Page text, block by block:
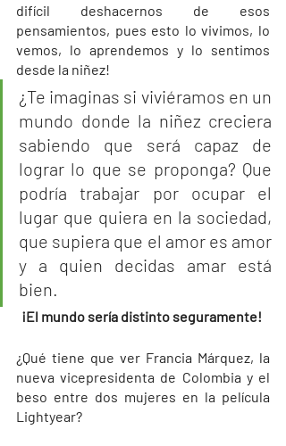
difícil deshacernos de esos
pensamientos, pues esto lo vivimos, lo
vemos, lo aprendemos y lo sentimos
desde la niñez!
¿Te imaginas si viviéramos en un
mundo donde la niñez creciera
sabiendo que será capaz de
lograr lo que se proponga? Que
podría trabajar por ocupar el
lugar que quiera en la sociedad,
que supiera que el amor es amor
y a quien decidas amar está
bien.
¡El mundo sería distinto seguramente!
¿Qué tiene que ver Francia Márquez, la
nueva vicepresidenta de Colombia y el
beso entre dos mujeres en la película
Lightyear?